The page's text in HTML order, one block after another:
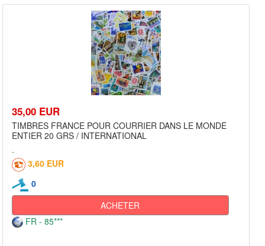
35,00 EUR
TIMBRES FRANCE POUR COURRIER DANS LE MONDE
ENTIER 20 GRS / INTERNATIONAL
3,60 EUR
0
ACHETER
FR - 85***